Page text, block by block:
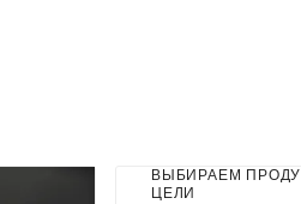
ВЫБИРАЕМ
ЦЕЛИ